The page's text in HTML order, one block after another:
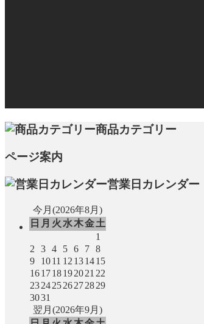
商品カテゴリー
ページ案内
営業日カレンダー
今月(2026年8月)
日 月 火 水木金土
1
2
3 4 5 6 7 8
9
1011 12 131415
161718192021 22
23242526272829
3031
翌月(2026年9月)